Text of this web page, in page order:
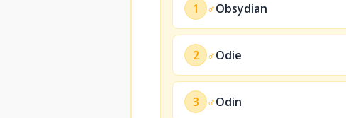
1 ♂Obsydian
2 ♂Odie
3 ♂Odin